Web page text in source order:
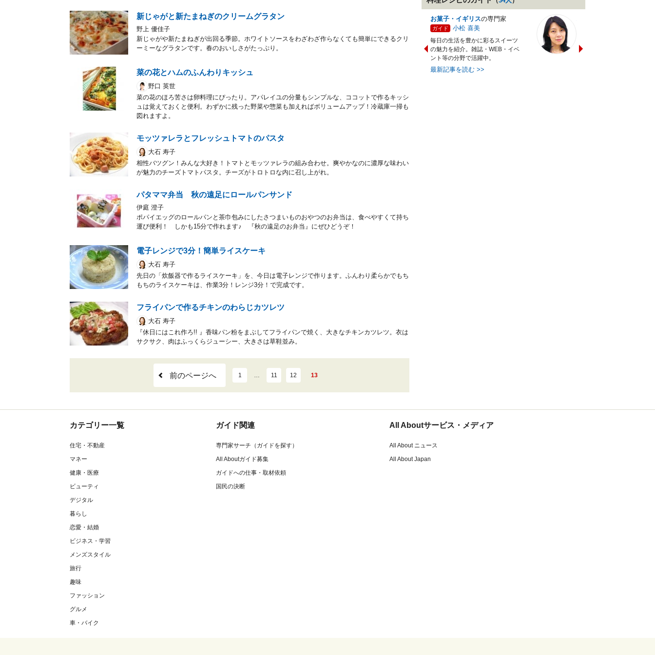
新じゃがと新たまねぎのクリームグラタン
野上 優佳子
新じゃがや新たまねぎが出回る季節。ホワイトソースをわざわざ作らなくても簡単にできるクリ
ーミーなグラタンです。春のおいしさがたっぷり。
菜の花とハムのふんわりキッシュ
野口 英世
菜の花のほろ苦さは卵料理にぴったり。アパレイユの分量もシンプルな、ココットで作るキッシ
ュは覚えておくと便利。わずかに残った野菜や惣菜も加えればボリュームアップ！冷蔵庫一掃も
図れますよ。
モッツァレラとフレッシュトマトのパスタ
大石 寿子
相性バツグン！みんな大好き！トマトとモッツァレラの組み合わせ。爽やかなのに濃厚な味わい
が魅力のチーズトマトパスタ。チーズがトロトロな内に召し上がれ。
パタママ弁当 秋の遠足にロールパンサンド
伊庭 澄子
ポパイエッグのロールパンと茶巾包みにしたさつまいものおやつのお弁当は、食べやすくて持ち
運び便利！ しかも15分で作れます♪ 『秋の遠足のお弁当』にぜひどうぞ！
電子レンジで3分！簡単ライスケーキ
大石 寿子
先日の「炊飯器で作るライスケーキ」を、今日は電子レンジで作ります。ふんわり柔らかでもち
もちのライスケーキは、作業3分！レンジ3分！で完成です。
フライパンで作るチキンのわらじカツレツ
大石 寿子
『休日にはこれ作ろ!! 』香味パン粉をまぶしてフライパンで焼く、大きなチキンカツレツ。衣は
サクサク、肉はふっくらジューシー、大きさは草鞋並み。
前のページへ 1 … 11 12 13
お菓子・イギリスの専門家
ガイド 小松 喜美
毎日の生活を豊かに彩るスイーツ
の魅力を紹介。雑誌・WEB・イベ
ント等の分野で活躍中。
最新記事を読む >>
ターの資格を活かし老舗料亭
カテゴリー一覧
住宅・不動産
マネー
健康・医療
ビューティ
デジタル
暮らし
恋愛・結婚
ビジネス・学習
メンズスタイル
旅行
趣味
ファッション
グルメ
車・バイク
ガイド関連
専門家サーチ（ガイドを探す）
All Aboutガイド募集
ガイドへの仕事・取材依頼
国民の決断
All Aboutサービス・メディア
All About ニュース
All About Japan